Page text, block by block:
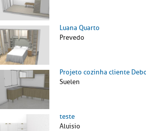
Luana Quarto
Prevedo
Projeto cozinha cliente
Suelen
teste
Aluisio